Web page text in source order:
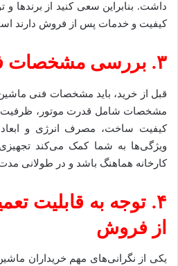
داشت. بنابراین سعی کنید از برندها و
کیفیت و خدمات پس از فروش دارند
۳. بررسی مشخصات فنی ماشین
قبل از خرید، باید مشخصات فنی
مشخصات شامل قدرت موتور، ظرفیت
کیفیت ساخت، مصرف انرژی و
ویژگی‌ها به شما کمک می‌کند تجهیزی
کارخانه هماهنگ باشد و در طولانی مدت
۴. توجه به قابلیت
از فروش
یکی از نگرانی‌های مهم خریداران